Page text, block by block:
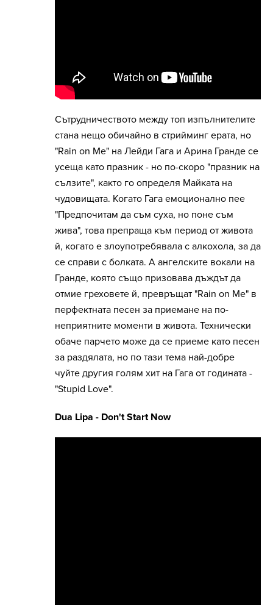
Сътрудничеството между топ изпълнителите
стана нещо обичайно в стрийминг ерата, но
"Rain on Me" на Лейди Гага и Арина Гранде се
усеща като празник - но по-скоро "празник на
сълзите", както го определя Майката на
чудовищата. Когато Гага емоционално пее
"Предпочитам да съм суха, но поне съм
жива", това препраща към период от живота
й, когато е злоупотребявала с алкохола, за да
се справи с болката. А ангелските вокали на
Гранде, която също призовава дъждът да
отмие греховете й, превръщат "Rain on Me" в
перфектната песен за приемане на по-
неприятните моменти в живота. Технически
обаче парчето може да се приеме като песен
за раздялата, но по тази тема най-добре
чуйте другия голям хит на Гага от годината -
"Stupid Love".
Dua Lipa - Don't Start Now